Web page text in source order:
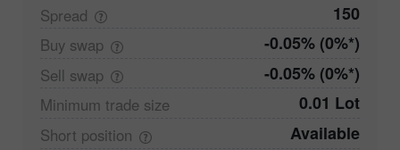
Spread 150
Buy swap -0.05% (0%*)
Sell swap -0.05% (0%*)
Minimum trade size 0.01 Lot
Short position Available